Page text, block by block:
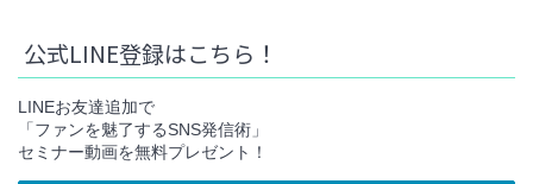
公式LINE登録はこちら！
LINEお友達追加で
「ファンを魅了するSNS発信術」
セミナー動画を無料プレゼント！